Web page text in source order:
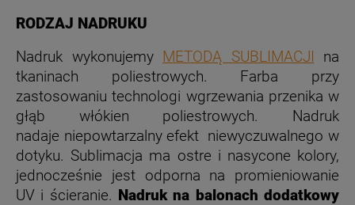
RODZAJ NADRUKU
Nadruk wykonujemy METODĄ SUBLIMACJI na
tkaninach poliestrowych. Farba przy
zastosowaniu technologi wgrzewania przenika w
głąb włókien poliestrowych. Nadruk
nadaje niepowtarzalny efekt niewyczuwalnego w
dotyku. Sublimacja ma ostre i nasycone kolory,
jednocześnie jest odporna na promieniowanie
UV i ścieranie. Nadruk na balonach dodatkowy